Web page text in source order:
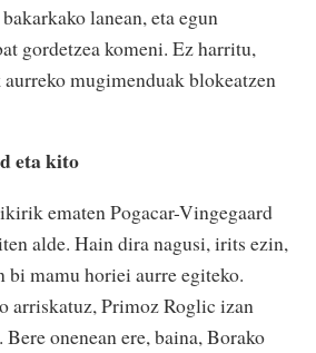
lanean, eta egun
gordetzea komeni. Ez harritu,
aurreko mugimenduak blokeatzen
eta kito
ematen Pogacar-Vingegaard
alde. Hain dira nagusi, irits ezin,
bi mamu horiei aurre egiteko.
arriskatuz, Primoz Roglic izan
onenean ere, baina, Borako